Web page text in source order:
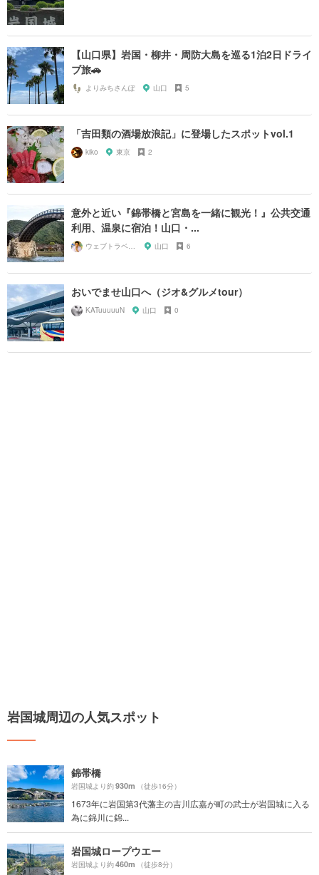
【山口県】岩国・柳井・周防大島を巡る1泊2日ドライ
ブ旅🚗
よりみちさんぽ 山口 5
「吉田類の酒場放浪記」に登場したスポットvol.1
kiko 東京 2
意外と近い『錦帯橋と宮島を一緒に観光！』公共交通
利用、温泉に宿泊！山口・...
ウェブトラベル 溝部 山口 6
おいでませ山口へ（ジオ&グルメtour）
KATuuuuuN 山口 0
岩国城周辺の人気スポット
錦帯橋
岩国城より約930m （徒歩16分）
1673年に岩国第3代藩主の吉川広嘉が町の武士が岩国城に入る
為に錦川に錦...
岩国城ロープウエー
岩国城より約460m （徒歩8分）